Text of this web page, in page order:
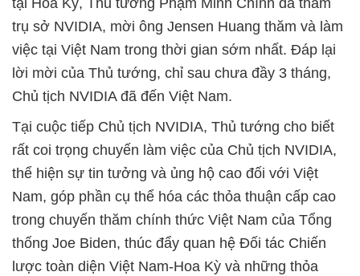
trụ sở NVIDIA, mời ông Jensen Huang thăm và làm
việc tại Việt Nam trong thời gian sớm nhất. Đáp lại
lời mời của Thủ tướng, chỉ sau chưa đầy 3 tháng,
Chủ tịch NVIDIA đã đến Việt Nam.
Tại cuộc tiếp Chủ tịch NVIDIA, Thủ tướng cho biết
rất coi trọng chuyến làm việc của Chủ tịch NVIDIA,
thể hiện sự tin tưởng và ủng hộ cao đối với Việt
Nam, góp phần cụ thể hóa các thỏa thuận cấp cao
trong chuyến thăm chính thức Việt Nam của Tổng
thống Joe Biden, thúc đẩy quan hệ Đối tác Chiến
lược toàn diện Việt Nam-Hoa Kỳ và những thỏa